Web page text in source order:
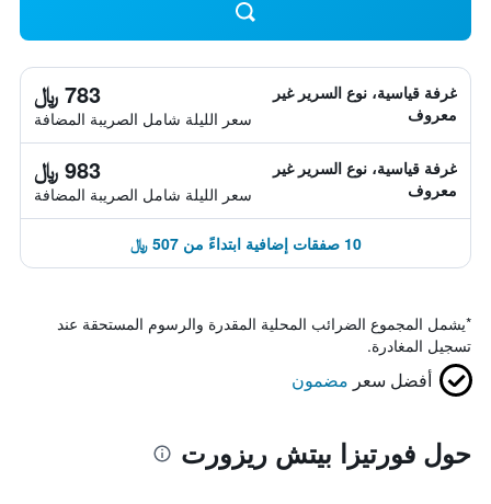
غرفة قياسية، نوع السرير غير
معروف
783 ﷼
سعر الليلة شامل الصريبة المضافة
غرفة قياسية، نوع السرير غير
معروف
983 ﷼
سعر الليلة شامل الصريبة المضافة
10 صفقات إضافية ابتداءً من 507 ﷼
*يشمل المجموع الضرائب المحلية المقدرة والرسوم المستحقة عند
تسجيل المغادرة.
أفضل سعر مضمون
حول فورتيزا بيتش ريزورت